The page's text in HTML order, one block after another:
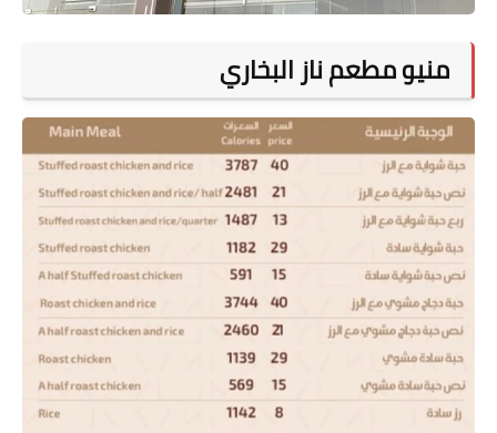
منيو مطعم ناز البخاري